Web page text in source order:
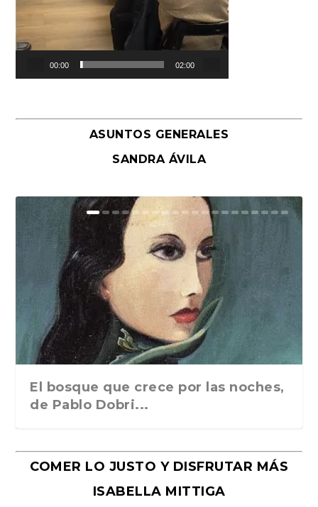
00:00 02:00
ASUNTOS GENERALES
SANDRA ÁVILA
El bosque que crece por las noches,
de Pablo Dobri...
COMER LO JUSTO Y DISFRUTAR MÁS
ISABELLA MITTIGA